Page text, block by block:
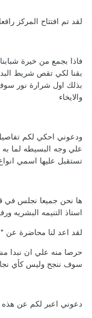
لقد تم افتتاح المركز
فاذا بجمع من خيرة
بقنا لكي تقص شريط البدء
بذلك اول شرارة نور سوف
والايخاء
ودعوني احكي لكم
علي وجه البسيطه لما
تستقبل عليها اسمي انواع
ها نحن جميعا نجلس في
استاذ التنيمه البشريه
لقد اعد لنا محاضرة عن "
حرصا منه علي ان نبدا
سوف ننجح وليس كأي
دعوني اعبر لكم عن هذه